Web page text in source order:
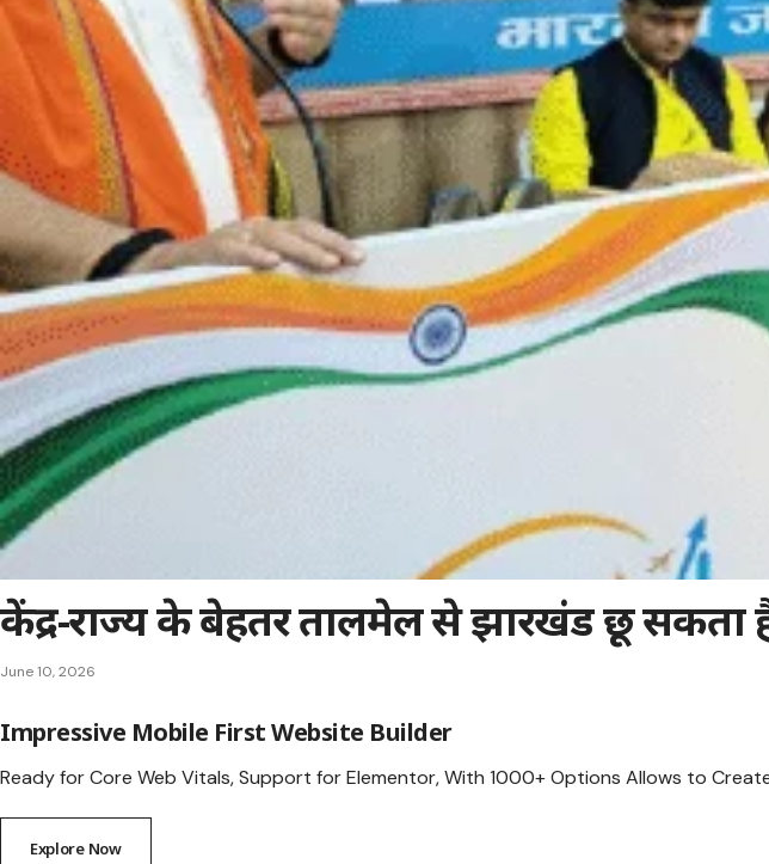
केंद्र-राज्य के बेहतर तालमेल से झारखंड छू सकता
June 10, 2026
Impressive Mobile First Website Builder
Ready for Core Web Vitals, Support for Elementor, With 1000+ Options Allows to
Explore Now